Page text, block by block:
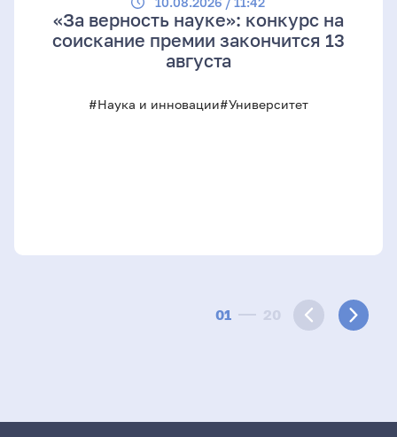
01 20
«За верность науке»: конкурс на
соискание премии закончится 13
августа
#Наука и инновации#Университет